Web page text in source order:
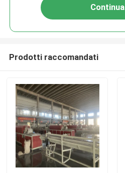
Continua
Prodotti raccomandati